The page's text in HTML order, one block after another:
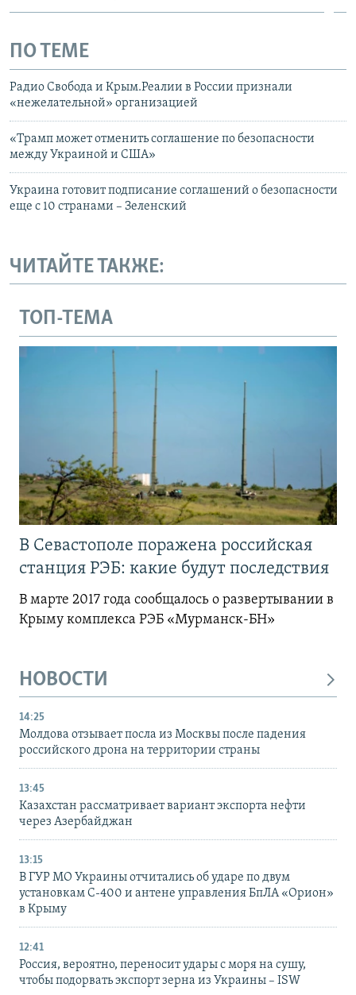
ПО ТЕМЕ
Радио Свобода и Крым.Реалии в России признали
«нежелательной» организацией
«Трамп может отменить соглашение по безопасности
между Украиной и США»
Украина готовит подписание соглашений о безопасности
еще с 10 странами – Зеленский
ЧИТАЙТЕ ТАКЖЕ:
ТОП-ТЕМА
В Севастополе поражена российская
станция РЭБ: какие будут последствия
В марте 2017 года сообщалось о развертывании в
Крыму комплекса РЭБ «Мурманск-БН»
НОВОСТИ
14:25
Молдова отзывает посла из Москвы после падения
российского дрона на территории страны
13:45
Казахстан рассматривает вариант экспорта нефти
через Азербайджан
13:15
В ГУР МО Украины отчитались об ударе по двум
установкам С-400 и антене управления БпЛА «Орион»
в Крыму
12:41
Россия, вероятно, переносит удары с моря на сушу,
чтобы подорвать экспорт зерна из Украины – ISW